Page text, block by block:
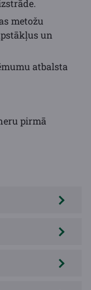
metožu
un
atbalsta
pirmā